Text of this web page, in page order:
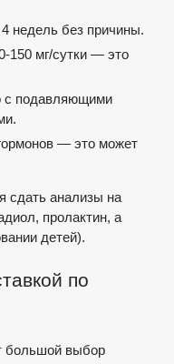
недель без причины.
150 мг/сутки — это
с подавляющими
— это может
сдать анализы на
пролактин, а
детей).
по
большой выбор